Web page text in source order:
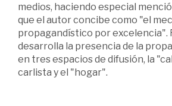
medios, haciendo especial
que el autor concibe como "el
propagandístico por excelencia".
desarrolla la presencia de la
en tres espacios de difusión, la
carlista y el "hogar".